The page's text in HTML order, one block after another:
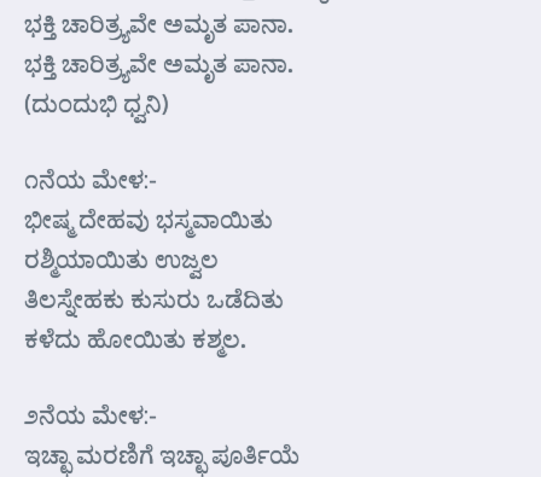
ಭಕ್ತಿ ಚಾರಿತ್ರ್ಯವೇ ಅಮೃತ ಪಾನಾ.
ಭಕ್ತಿ ಚಾರಿತ್ರ್ಯವೇ ಅಮೃತ ಪಾನಾ.
(ದುಂದುಭಿ ಧ್ವನಿ)
೧ನೆಯ ಮೇಳ:-
ಭೀಷ್ಮ ದೇಹವು ಭಸ್ಮವಾಯಿತು
ರಶ್ಮಿಯಾಯಿತು ಉಜ್ವಲ
ತಿಲಸ್ನೇಹಕು ಕುಸುರು ಒಡೆದಿತು
ಕಳೆದು ಹೋಯಿತು ಕಶ್ಮಲ.
೨ನೆಯ ಮೇಳ:-
ಇಚ್ಛಾ ಮರಣಿಗೆ ಇಚ್ಛಾ ಪೂರ್ತಿಯೆ